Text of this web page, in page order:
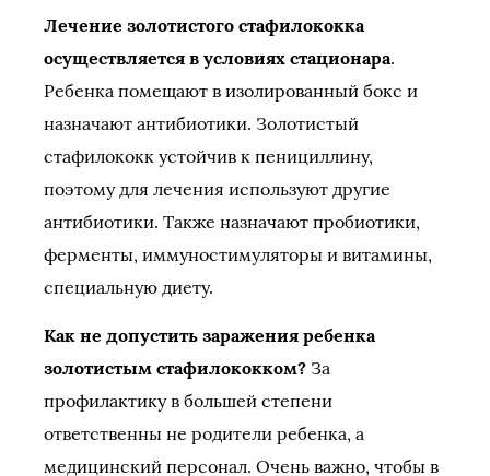
Лечение золотистого стафилококка
осуществляется в условиях стационара.
Ребенка помещают в изолированный бокс и
назначают антибиотики. Золотистый
стафилококк устойчив к пенициллину,
поэтому для лечения используют другие
антибиотики. Также назначают пробиотики,
ферменты, иммуностимуляторы и витамины,
специальную диету.
Как не допустить заражения ребенка
золотистым стафилококком? За
профилактику в большей степени
ответственны не родители ребенка, а
медицинский персонал. Очень важно, чтобы в